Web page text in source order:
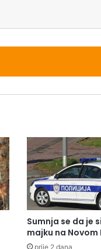
Sumnja se da je
majku na
prije 2 dana